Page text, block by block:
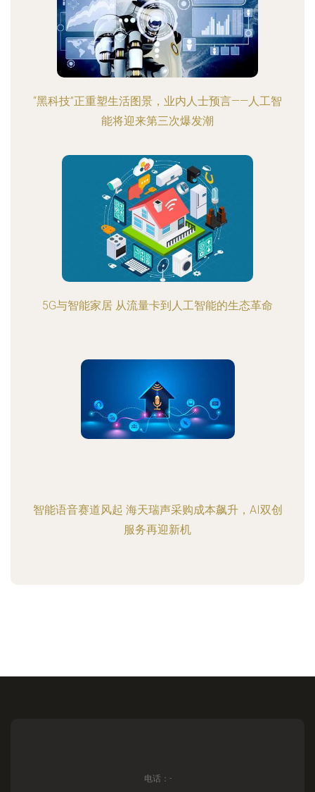
“黑科技”正重塑生活图景，业内人士预言——人工智
能将迎来第三次爆发潮
5G与智能家居 从流量卡到人工智能的生态革命
智能语音赛道风起 海天瑞声采购成本飙升，AI双创
服务再迎新机
电话：-